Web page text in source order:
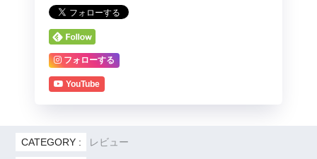
フォローする
YouTube
CATEGORY : レビュー